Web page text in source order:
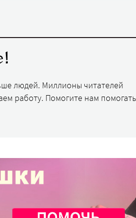
людей. Миллионы читателей
работу. Помогите нам